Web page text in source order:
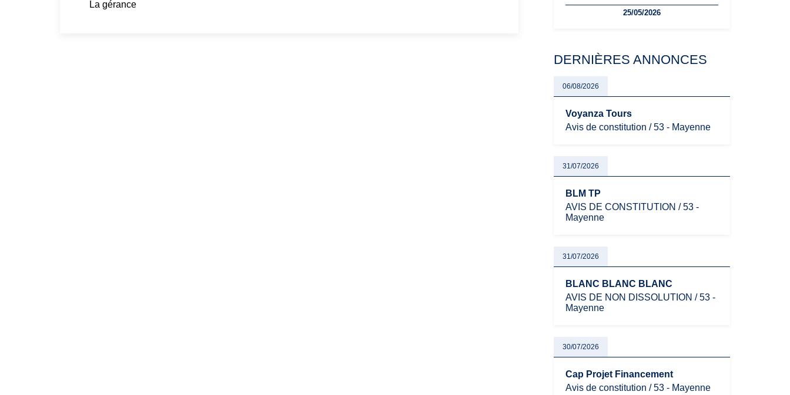
La gérance
les auto-entrepreneurs, artisans et
évoluent dans un contexte de contrôle
oblige les indépendants à rester
particulièrement vigilants.
25/05/2026
DERNIÈRES ANNONCES
06/08/2026
Voyanza Tours
Avis de constitution / 53 - Mayenne
31/07/2026
BLM TP
AVIS DE CONSTITUTION / 53 -
Mayenne
31/07/2026
BLANC BLANC BLANC
AVIS DE NON DISSOLUTION / 53 -
Mayenne
30/07/2026
Cap Projet Financement
Avis de constitution / 53 - Mayenne